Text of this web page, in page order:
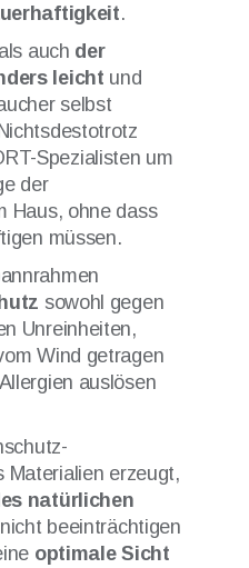
.
auch der
leicht und
selbst
Spezialisten um
der
Haus, ohne dass
müssen.
sowohl gegen
Unreinheiten,
Wind getragen
auslösen
Materialien erzeugt,
natürlichen
beeinträchtigen
optimale Sicht